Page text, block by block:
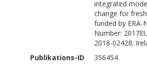
integrated
change for
funded by
Number:
2018-02428;
Publikations-ID
356454